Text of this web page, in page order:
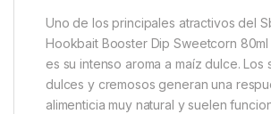
Uno de los principales atractivos del
Hookbait Booster Dip Sweetcorn
es su intenso aroma a maíz dulce. Los
dulces y cremosos generan una
alimenticia muy natural y suelen